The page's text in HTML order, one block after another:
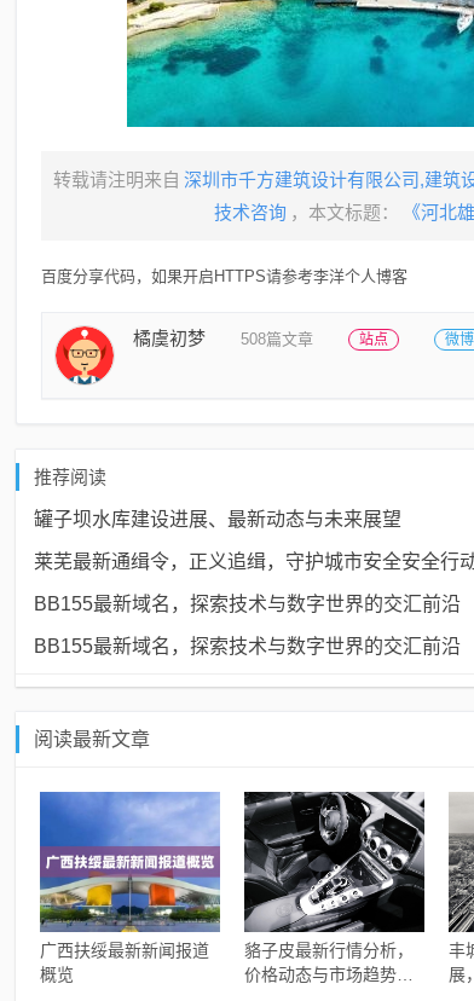
转载请注明来自 深圳市千方建筑设计有限公司,建筑
技术咨询 ，本文标题： 《河北
百度分享代码，如果开启HTTPS请参考李洋个人博客
橘虞初梦 508篇文章 站点 微博
推荐阅读
罐子坝水库建设进展、最新动态与未来展望
莱芜最新通缉令，正义追缉，守护城市安全安全行
BB155最新域名，探索技术与数字世界的交汇前沿
BB155最新域名，探索技术与数字世界的交汇前沿
阅读最新文章
广西扶绥最新新闻报道
概览
貉子皮最新行情分析，
价格动态与市场趋势探
丰
展